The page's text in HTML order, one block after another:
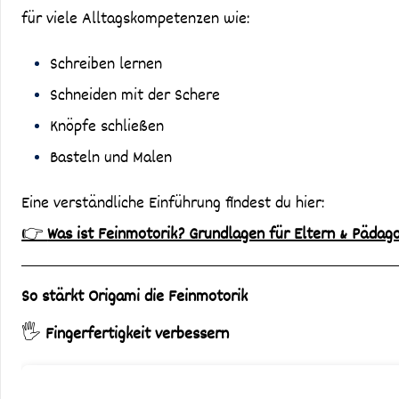
für viele Alltagskompetenzen wie:
Schreiben lernen
Schneiden mit der Schere
Knöpfe schließen
Basteln und Malen
Eine verständliche Einführung findest du hier:
👉Was ist Feinmotorik? Grundlagen für Eltern &
So stärkt Origami die Feinmotorik
🖐️ Fingerfertigkeit verbessern